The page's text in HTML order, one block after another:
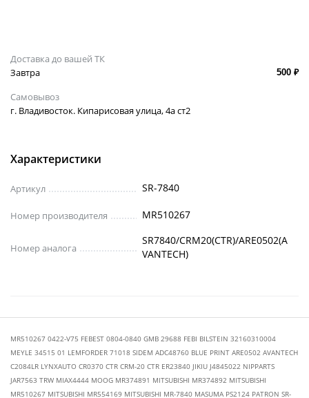
Доставка до вашей ТК
Завтра
500 ₽
Самовывоз
г. Владивосток. Кипарисовая улица, 4а ст2
Характеристики
Артикул SR-7840
Номер производителя MR510267
Номер аналога
SR7840/CRM20(CTR)/ARE0502(A
VANTECH)
MR510267 0422-V75 FEBEST 0804-0840 GMB 29688 FEBI BILSTEIN 32160310004
MEYLE 34515 01 LEMFORDER 71018 SIDEM ADC48760 BLUE PRINT ARE0502 AVANTECH
C2084LR LYNXAUTO CR0370 CTR CRM-20 CTR ER23840 JIKIU J4845022 NIPPARTS
JAR7563 TRW MIAX4444 MOOG MR374891 MITSUBISHI MR374892 MITSUBISHI
MR510267 MITSUBISHI MR554169 MITSUBISHI MR-7840 MASUMA PS2124 PATRON SR-